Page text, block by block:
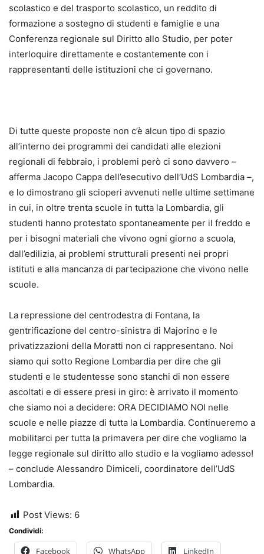
scolastico e del trasporto scolastico, un reddito di
formazione a sostegno di studenti e famiglie e una
Conferenza regionale sul Diritto allo Studio, per poter
interloquire direttamente e costantemente con i
rappresentanti delle istituzioni che ci governano.
Di tutte queste proposte non c’è alcun tipo di spazio
all’interno dei programmi dei candidati alle elezioni
regionali di febbraio, i problemi però ci sono davvero –
afferma Jacopo Cappa dell’esecutivo dell’UdS Lombardia –,
e lo dimostrano gli scioperi avvenuti nelle ultime settimane
in cui, in oltre trenta scuole in tutta la Lombardia, gli
studenti hanno protestato spontaneamente per il freddo e
per i bisogni materiali che vivono ogni giorno a scuola,
dall’edilizia, ai problemi strutturali presenti nei propri
istituti e alla mancanza di partecipazione che vivono nelle
scuole.
La repressione del centrodestra di Fontana, la
gentrificazione del centro-sinistra di Majorino e le
privatizzazioni della Moratti non ci rappresentano. Noi
siamo qui sotto Regione Lombardia per dire che gli
studenti e le studentesse sono stanchi di non essere
ascoltati e di essere presi in giro: è arrivato il momento
che siamo noi a decidere: ORA DECIDIAMO NOI nelle
scuole e nelle piazze di tutta la Lombardia. Continueremo a
mobilitarci per tutta la primavera per dire che vogliamo la
legge regionale sul diritto allo studio e la vogliamo adesso!
– conclude Alessandro Dimiceli, coordinatore dell’UdS
Lombardia.
Post Views: 6
Condividi:
Facebook WhatsApp LinkedIn